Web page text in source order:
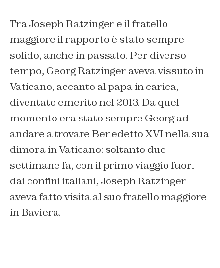
Tra Joseph Ratzinger e il fratello
maggiore il rapporto è stato sempre
solido, anche in passato. Per diverso
tempo, Georg Ratzinger aveva vissuto in
Vaticano, accanto al papa in carica,
diventato emerito nel 2013. Da quel
momento era stato sempre Georg ad
andare a trovare Benedetto XVI nella sua
dimora in Vaticano: soltanto due
settimane fa, con il primo viaggio fuori
dai confini italiani, Joseph Ratzinger
aveva fatto visita al suo fratello maggiore
in Baviera.